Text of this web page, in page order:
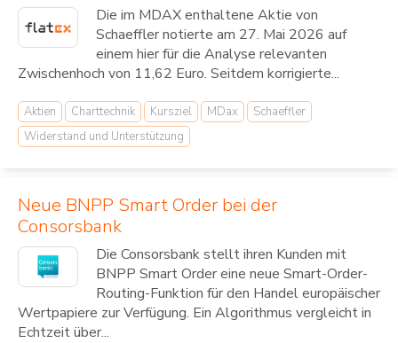
Die im MDAX enthaltene Aktie von
Schaeffler notierte am 27. Mai 2026 auf
einem hier für die Analyse relevanten
Zwischenhoch von 11,62 Euro. Seitdem korrigierte...
Aktien Charttechnik Kursziel MDax
Schaeffler
Widerstand und Unterstützung
Neue BNPP Smart Order bei der
Consorsbank
Die Consorsbank stellt ihren Kunden mit
BNPP Smart Order eine neue Smart-Order-
Routing-Funktion für den Handel europäischer
Wertpapiere zur Verfügung. Ein Algorithmus vergleicht in
Echtzeit über...